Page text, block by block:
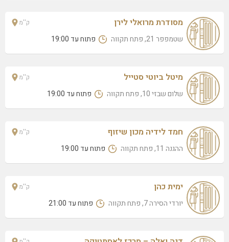
מסודרת מרואלי לירן
שטמפפר 21, פתח תקווה פתוח עד 19:00
ק''מ
מיטל ביוטי סטייל
שלום שבזי 10, פתח תקווה פתוח עד 19:00
ק''מ
חמד לידיה מכון שיזוף
ההגנה 11, פתח תקווה פתוח עד 19:00
ק''מ
ימית כהן
יורדי הסירה 7, פתח תקווה פתוח עד 21:00
ק''מ
שי סלמן
מרדכי בן דרור 4, פתח תקווה
ביוטיפול – לינוי
צבי הירש קלישר 30, פתח תקווה
העצמאות 65 (במספרת קו השיער), פתח תקווה
הדס לוי
בעל שם טוב 17/8 (קומה 3), פתח תקווה
לינוי דהן
דינוביץ 21, פתח תקווה
ביוטי זון בע"מ- לבדוק
קרן ליאן – קוסמטיקה
מבצע דקל 22 (דירה 17 קומה 5), פתח תקוה